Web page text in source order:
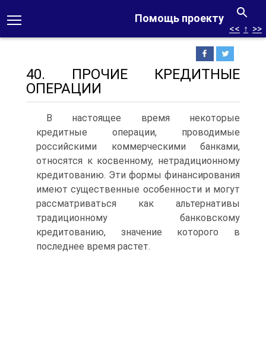
Помощь проекту
<< ↑ >>
40. ПРОЧИЕ КРЕДИТНЫЕ
ОПЕРАЦИИ
В настоящее время некоторые
кредитные операции, проводимые
российскими коммерческими банками,
относятся к косвенному, нетрадиционному
кредитованию. Эти формы финансирования
имеют существенные особенности и могут
рассматриваться как альтернативы
традиционному банковскому
кредитованию, значение которого в
последнее время растет.